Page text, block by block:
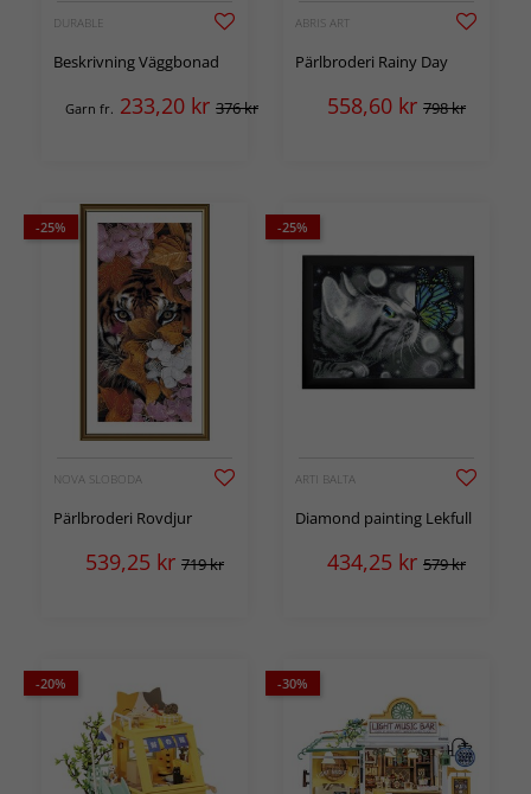
DURABLE
Beskrivning Väggbonad
Garn fr. 233,20 kr 376 kr
ABRIS ART
Pärlbroderi Rainy Day
558,60 kr 798 kr
-25%
NOVA SLOBODA
Pärlbroderi Rovdjur
539,25 kr 719 kr
-25%
ARTI BALTA
Diamond painting Lekfull
434,25 kr 579 kr
-20% -30%